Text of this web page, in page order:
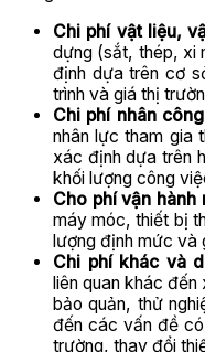
Chi phí vật liệu,
dựng (sắt, thép,
định dựa trên cơ
trình và giá thị
Chi phí nhân
nhân lực tham gia
xác định dựa trên
khối lượng công
Cho phí vận hành
máy móc, thiết bị
lượng định mức và
Chi phí khác và
liên quan khác
bảo quản, thử
đến các vấn đề
trường, thay đổi